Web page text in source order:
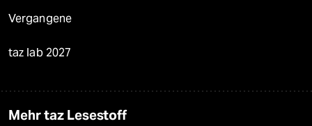
Vergangene
taz lab 2027
Mehr taz Lesestoff